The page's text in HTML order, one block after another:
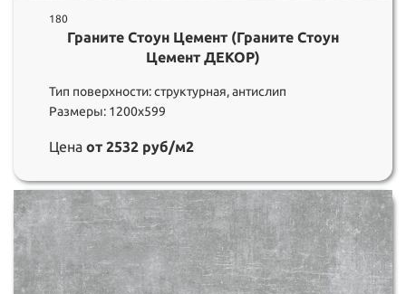
180
Граните Стоун Цемент (Граните Стоун
Цемент ДЕКОР)
Тип поверхности: структурная, антислип
Размеры: 1200х599
Цена от 2532 руб/м2